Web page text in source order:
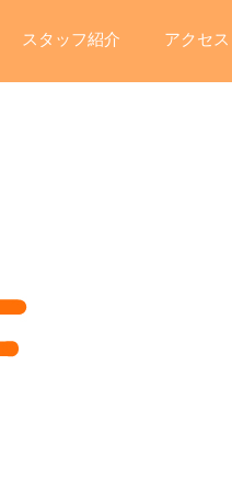
スタッフ紹介 アクセス